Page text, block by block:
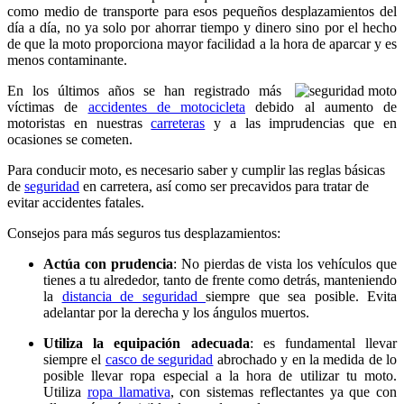
como medio de transporte para esos pequeños desplazamientos del
día a día, no ya solo por ahorrar tiempo y dinero sino por el hecho
de que la moto proporciona mayor facilidad a la hora de aparcar y es
menos contaminante.
En los últimos años se han registrado más
víctimas de accidentes de motocicleta debido al aumento de
motoristas en nuestrascarreteras y a las imprudencias que en
ocasiones se cometen.
Para conducir moto, es necesario saber y cumplir las reglas básicas
de seguridad en carretera, así como ser precavidos para tratar de
evitar accidentes fatales.
Consejos para más seguros tus desplazamientos:
Actúa con prudencia: No pierdas de vista los vehículos que
tienes a tu alrededor, tanto de frente como detrás, manteniendo
la distancia de seguridad siempre que sea posible. Evita
adelantar por la derecha y los ángulos muertos.
Utiliza la equipación adecuada: es fundamental llevar
siempre el casco de seguridad abrochado y en la medida de lo
posible llevar ropa especial a la hora de utilizar tu moto.
Utiliza ropa llamativa, con sistemas reflectantes ya que con